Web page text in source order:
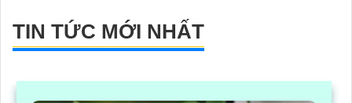
TIN TỨC MỚI NHẤT